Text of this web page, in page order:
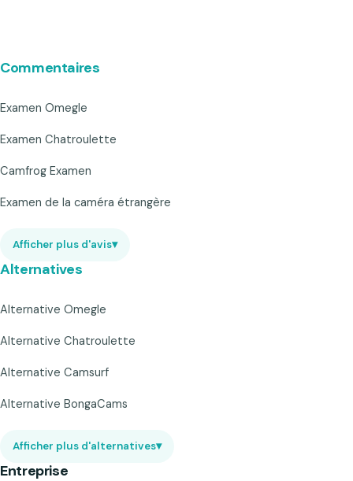
Commentaires
Examen Omegle
Examen Chatroulette
Camfrog Examen
Examen de la caméra étrangère
Afficher plus d'avis▾
Alternatives
Alternative Omegle
Alternative Chatroulette
Alternative Camsurf
Alternative BongaCams
Afficher plus d'alternatives▾
Entreprise